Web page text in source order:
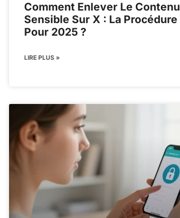
Comment Enlever Le Contenu
Sensible Sur X : La Procédure
Pour 2025 ?
LIRE PLUS »